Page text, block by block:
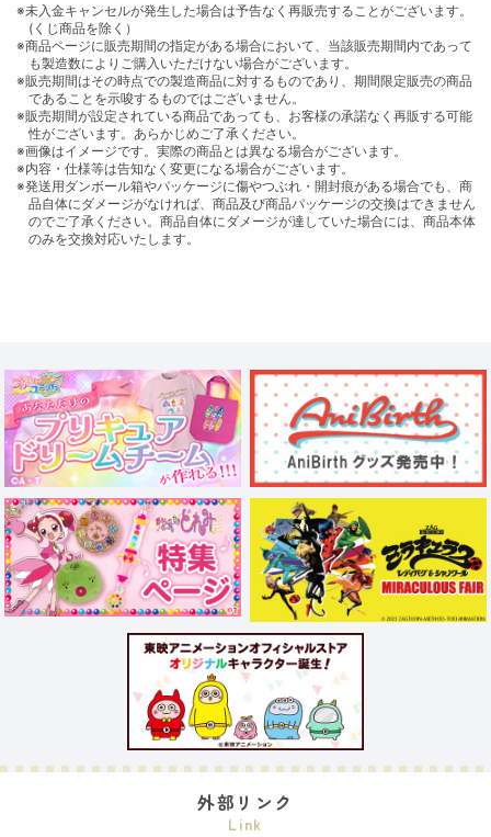
※未入金キャンセルが発生した場合は予告なく再販売することがございます。
(くじ商品を除く）
※商品ページに販売期間の指定がある場合において、当該販売期間内であって
も製造数によりご購入いただけない場合がございます。
※販売期間はその時点での製造商品に対するものであり、期間限定販売の商品
であることを示唆するものではございません。
※販売期間が設定されている商品であっても、お客様の承諾なく再販する可能
性がございます。あらかじめご了承ください。
※画像はイメージです。実際の商品とは異なる場合がございます。
※内容・仕様等は告知なく変更になる場合がございます。
※発送用ダンボール箱やパッケージに傷やつぶれ・開封痕がある場合でも、商
品自体にダメージがなければ、商品及び商品パッケージの交換はできません
のでご了承ください。商品自体にダメージが達していた場合には、商品本体
のみを交換対応いたします。
外部リンク
Link